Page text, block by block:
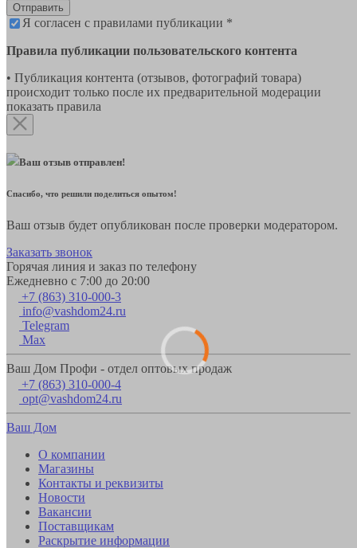
Отправить
Я согласен с правилами публикации *
Правила публикации пользовательского контента
• Публикация контента (отзывов, фотографий товара)
происходит только после их предварительной модерации
показать правила
Ваш отзыв отправлен!
Спасибо, что решили поделиться опытом!
Ваш отзыв будет опубликован после проверки модератором.
Заказать звонок
Горячая линия и заказ по телефону
Ежедневно с 7:00 до 20:00
+7 (863) 310-000-3
info@vashdom24.ru
Telegram
Max
Ваш Дом Профи - отдел оптовых продаж
+7 (863) 310-000-4
opt@vashdom24.ru
Ваш Дом
О компании
Магазины
Контакты и реквизиты
Новости
Вакансии
Поставщикам
Раскрытие информации